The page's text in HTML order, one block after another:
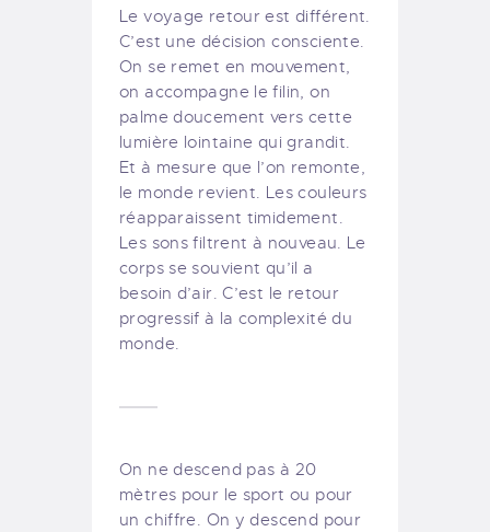
Le voyage retour est différent.
C’est une décision consciente.
On se remet en mouvement,
on accompagne le filin, on
palme doucement vers cette
lumière lointaine qui grandit.
Et à mesure que l’on remonte,
le monde revient. Les couleurs
réapparaissent timidement.
Les sons filtrent à nouveau. Le
corps se souvient qu’il a
besoin d’air. C’est le retour
progressif à la complexité du
monde.
On ne descend pas à 20
mètres pour le sport ou pour
un chiffre. On y descend pour